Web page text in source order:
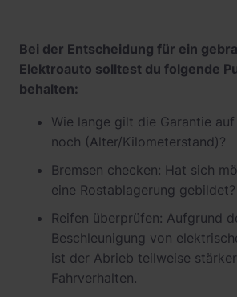
Bei der Entscheidung für ein
Elektroauto solltest du folgende
behalten:
Wie lange gilt die Garantie
noch (Alter/Kilometerstand)?
Bremsen checken: Hat sich
eine Rostablagerung gebildet?
Reifen überprüfen: Aufgrund
Beschleunigung von
ist der Abrieb teilweise
Fahrverhalten.